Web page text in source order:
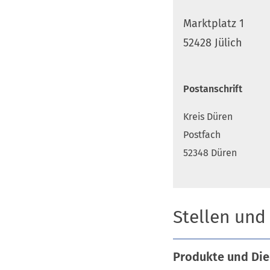
Marktplatz 1
52428 Jülich
Postanschrift
Kreis Düren
Postfach
52348 Düren
Stellen
Produkte und